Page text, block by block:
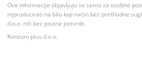
Ove informacije objavljuju se samo za osobne
reproducirati na bilo koji način bez prethodne
d.o.o. niti bez pisane potvrde.
Konzum plus d.o.o.